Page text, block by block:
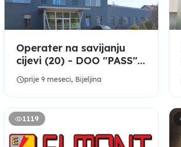
Operater na savijanju
cijevi (20) - DOO "PASS"
Ljeskovac
scheduleprije 9 meseci, Bijeljina
1119